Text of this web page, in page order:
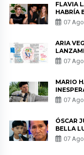
FLAVIA
HABRÍA
DE LAS
07
ARIA
07
MARIO
SALUD
KORINA:
07
ÓSCAR
BELLA
PADRE
NALDY
07